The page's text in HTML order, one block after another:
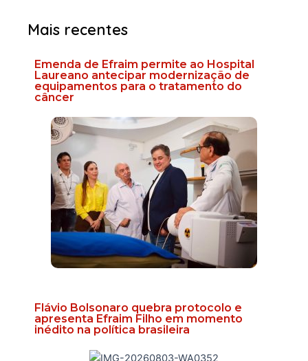
Mais recentes
Emenda de Efraim permite ao Hospital
Laureano antecipar modernização de
equipamentos para o tratamento do
câncer
Flávio Bolsonaro quebra protocolo e
apresenta Efraim Filho em momento
inédito na política brasileira